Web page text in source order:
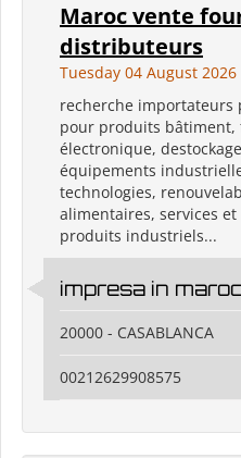
Maroc vente
distributeurs
Tuesday 04 August 2026
recherche importateurs
pour produits
électronique,
équipements
technologies,
alimentaires, services
produits industriels...
impresa in
20000 - CASABLANCA
00212629908575